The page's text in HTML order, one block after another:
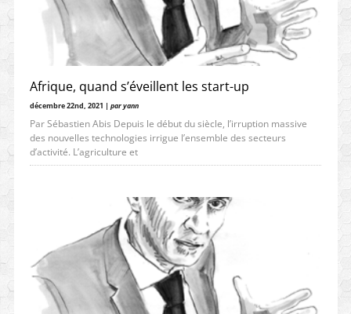
Afrique, quand s’éveillent les start-up
décembre 22nd, 2021 | par yann
Par Sébastien Abis Depuis le début du siècle, l’irruption massive
des nouvelles technologies irrigue l’ensemble des secteurs
d’activité. L’agriculture et